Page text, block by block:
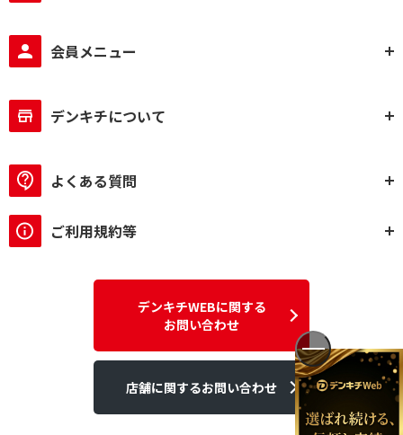
会員メニュー
デンキチについて
よくある質問
ご利用規約等
デンキチWEBに関する
お問い合わせ
店舗に関するお問い合わせ